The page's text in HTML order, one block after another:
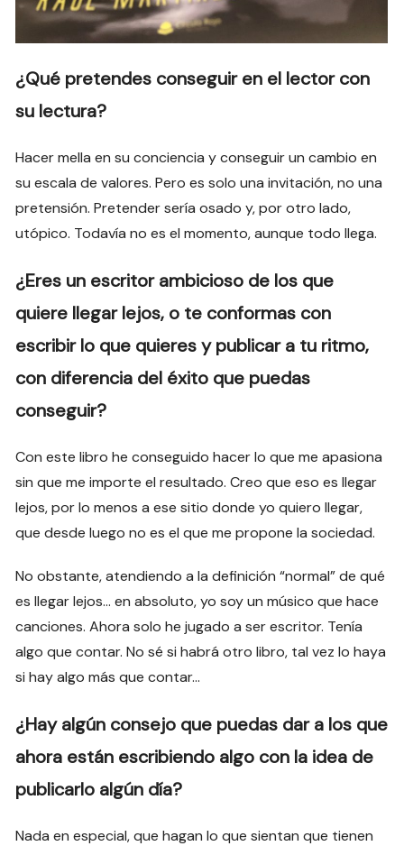
¿Qué pretendes conseguir en el lector con
su lectura?
Hacer mella en su conciencia y conseguir un cambio en
su escala de valores. Pero es solo una invitación, no una
pretensión. Pretender sería osado y, por otro lado,
utópico. Todavía no es el momento, aunque todo llega.
¿Eres un escritor ambicioso de los que
quiere llegar lejos, o te conformas con
escribir lo que quieres y publicar a tu ritmo,
con diferencia del éxito que puedas
conseguir?
Con este libro he conseguido hacer lo que me apasiona
sin que me importe el resultado. Creo que eso es llegar
lejos, por lo menos a ese sitio donde yo quiero llegar,
que desde luego no es el que me propone la sociedad.
No obstante, atendiendo a la definición “normal” de qué
es llegar lejos… en absoluto, yo soy un músico que hace
canciones. Ahora solo he jugado a ser escritor. Tenía
algo que contar. No sé si habrá otro libro, tal vez lo haya
si hay algo más que contar…
¿Hay algún consejo que puedas dar a los que
ahora están escribiendo algo con la idea de
publicarlo algún día?
Nada en especial, que hagan lo que sientan que tienen